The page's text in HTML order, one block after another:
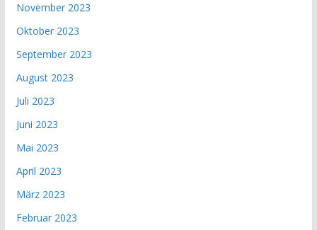
November 2023
Oktober 2023
September 2023
August 2023
Juli 2023
Juni 2023
Mai 2023
April 2023
März 2023
Februar 2023